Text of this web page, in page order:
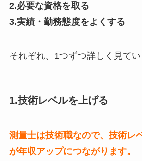
2.必要な資格を取る
3.実績・勤務態度をよくする
それぞれ、1つずつ詳しく見てい
1.技術レベルを上げる
測量士は技術職なので、技術レ
が年収アップにつながります。